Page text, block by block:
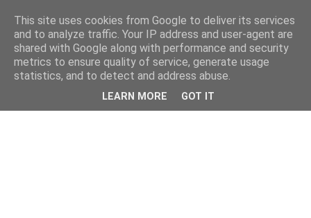
This site uses cookies from Google to deliver its services
and to analyze traffic. Your IP address and user-agent are
shared with Google along with performance and security
metrics to ensure quality of service, generate usage
statistics, and to detect and address abuse.
LEARN MORE GOT IT